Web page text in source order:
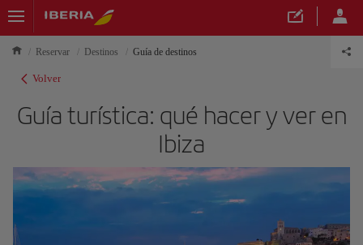
Reservar Destinos Guía de destinos
Volver
Guía turística: qué hacer y ver en
Ibiza